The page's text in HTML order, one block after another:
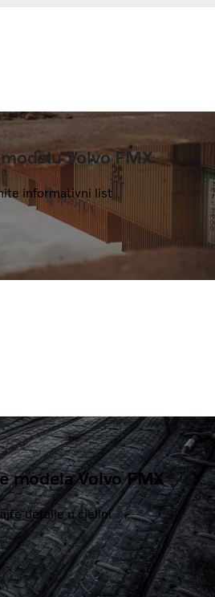
Volvo FMX
informativni list
modela Volvo FMX
detalje u cjelini